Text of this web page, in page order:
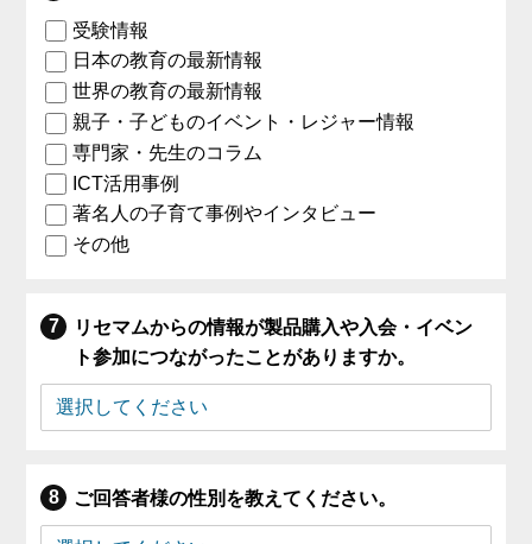
受験情報
日本の教育の最新情報
世界の教育の最新情報
親子・子どものイベント・レジャー情報
専門家・先生のコラム
ICT活用事例
著名人の子育て事例やインタビュー
その他
リセマムからの情報が製品購入や入会・イベン
ト参加につながったことがありますか。
ご回答者様の性別を教えてください。